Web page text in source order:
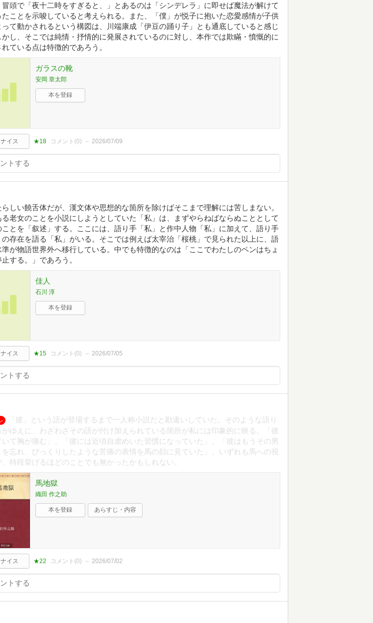
冒頭で「夜十二時をすぎると、」とあるのは「シンデレラ」に即せば魔法が解けて
たことを示唆していると考えられる。また、「僕」が悦子に抱いた恋愛感情が子供
って動かされるという構図は、川端康成「伊豆の踊り子」とも通底していると感じ
かし、そこでは純情・抒情的に発展されているのに対し、本作では欺瞞・憤慨的に
ている点は特徴的であろう。
ガラスの靴
安岡 章太郎
本を登録
ナイス ★18 コメント(0) 2026/07/09
しい饒舌体だが、漢文体や思想的な箇所を除けばそこまで理解には苦しまない。
る老女のことを小説にしようとしていた「私」は、まずやらねばならぬこととして
ことを「叙述」する。ここには、語り手「私」と作中人物「私」に加えて、語り手
の存在を語る「私」がいる。そこでは例えば太宰治「桜桃」で見られた以上に、語
準が物語世界外へ移行している。中でも特徴的なのは「ここでわたしのペンはちょ
止する。」であろう。
佳人
石川 淳
本を登録
ナイス ★15 コメント(0) 2026/07/05
「彼」という語が登場するまで一人称小説だと勘違いしていた。そのような語り
がゆえに、わざわざその語が付け加えられている箇所が私には印象的に映る。「彼
いて胸が痛む」、「彼には近頃自虐めいた習慣になっていた」、「彼はもうその男
を忘れ、びっくりしたような苦痛の表情を馬の顔に見ていた」。いずれも馬への視
、特段挙げるほどのことでも無かったかもしれない。
馬地獄
織田 作之助
本を登録 あらすじ・内容
ナイス ★22 コメント(0) 2026/07/02